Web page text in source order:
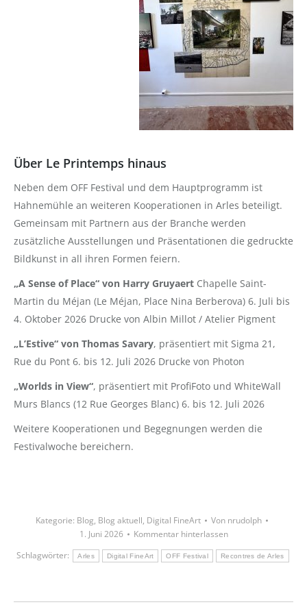
Über Le Printemps hinaus
Neben dem OFF Festival und dem Hauptprogramm ist
Hahnemühle an weiteren Kooperationen in Arles beteiligt.
Gemeinsam mit Partnern aus der Branche werden
zusätzliche Ausstellungen und Präsentationen die gedruckte
Bildkunst in all ihren Formen feiern.
„A Sense of Place“ von Harry Gruyaert Chapelle Saint-
Martin du Méjan (Le Méjan, Place Nina Berberova) 6. Juli bis
4. Oktober 2026 Drucke von Albin Millot / Atelier Pigment
„L’Estive“ von Thomas Savary, präsentiert mit Sigma 21,
Rue du Pont 6. bis 12. Juli 2026 Drucke von Photon
„Worlds in View“, präsentiert mit ProfiFoto und WhiteWall
Murs Blancs (12 Rue Georges Blanc) 6. bis 12. Juli 2026
Weitere Kooperationen und Begegnungen werden die
Festivalwoche bereichern.
Kategorie: Blog, Blog aktuell, Digital FineArt Von nrudolph
1. Juni 2026
Kommentar hinterlassen
Schlagwörter:
Arles Digital FineArt OFF Festival Recontres de Arles